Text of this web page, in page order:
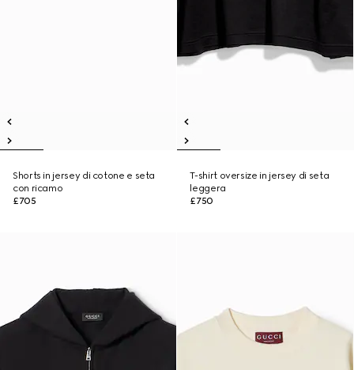
Shorts in jersey di cotone e seta
con ricamo
£705
T-shirt oversize in jersey di seta
leggera
£750